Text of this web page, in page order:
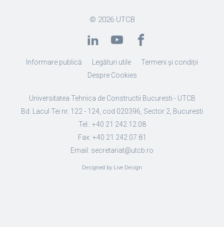
© 2026 UTCB
Informare publică Legături utile
Termeni și condiții
Despre Cookies
Universitatea Tehnica de Constructii Bucuresti - UTCB
Bd. Lacul Tei nr. 122 - 124, cod 020396, Sector 2, Bucuresti
Tel.: +40 21 242.12.08
Fax: +40 21 242.07.81
Email: secretariat@utcb.ro
Designed by Live Design